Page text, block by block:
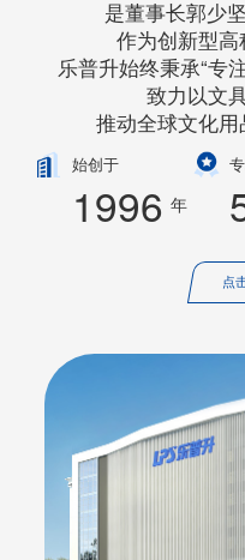
是董事长郭少
作为创新型高
乐普升始终秉承“专
致力以文
推动全球文化用
始创于
1996 年
点